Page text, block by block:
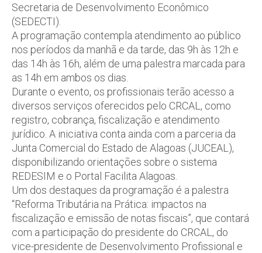
Secretaria de Desenvolvimento Econômico
(SEDECTI).
A programação contempla atendimento ao público
nos períodos da manhã e da tarde, das 9h às 12h e
das 14h às 16h, além de uma palestra marcada para
as 14h em ambos os dias.
Durante o evento, os profissionais terão acesso a
diversos serviços oferecidos pelo CRCAL, como
registro, cobrança, fiscalização e atendimento
jurídico. A iniciativa conta ainda com a parceria da
Junta Comercial do Estado de Alagoas (JUCEAL),
disponibilizando orientações sobre o sistema
REDESIM e o Portal Facilita Alagoas.
Um dos destaques da programação é a palestra
“Reforma Tributária na Prática: impactos na
fiscalização e emissão de notas fiscais”, que contará
com a participação do presidente do CRCAL, do
vice-presidente de Desenvolvimento Profissional e